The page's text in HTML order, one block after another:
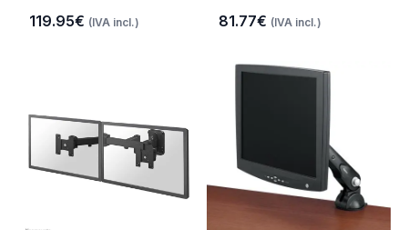
119.95€ (IVA incl.) 81.77€ (IVA incl.)